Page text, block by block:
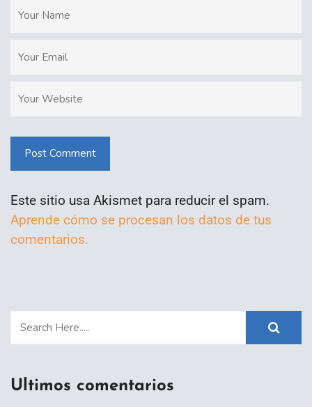
Post Comment
Este sitio usa Akismet para reducir el spam.
Aprende cómo se procesan los datos de tus
comentarios.
Ultimos comentarios